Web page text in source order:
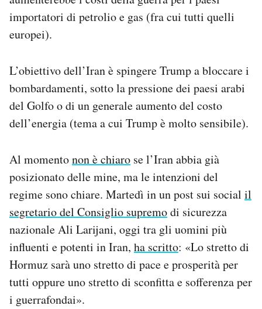
importatori di petrolio e gas (fra cui tutti quelli
europei).
L’obiettivo dell’Iran è spingere Trump a bloccare i
bombardamenti, sotto la pressione dei paesi arabi
del Golfo o di un generale aumento del costo
dell’energia (tema a cui Trump è molto sensibile).
Al momentonon è chiaro se l’Iran abbia già
posizionato delle mine, ma le intenzioni del
regime sono chiare. Martedì in un post sui social il
segretario del Consiglio supremodi sicurezza
nazionale Ali Larijani, oggi tra gli uomini più
influenti e potenti in Iran, ha scritto: «Lo stretto di
Hormuz sarà uno stretto di pace e prosperità per
tutti oppure uno stretto di sconfitta e sofferenza per
i guerrafondai».